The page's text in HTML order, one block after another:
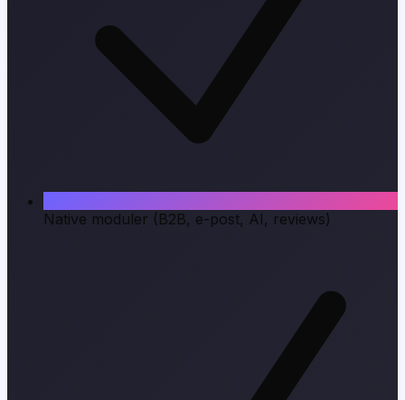
Native moduler (B2B, e-post, AI, reviews)